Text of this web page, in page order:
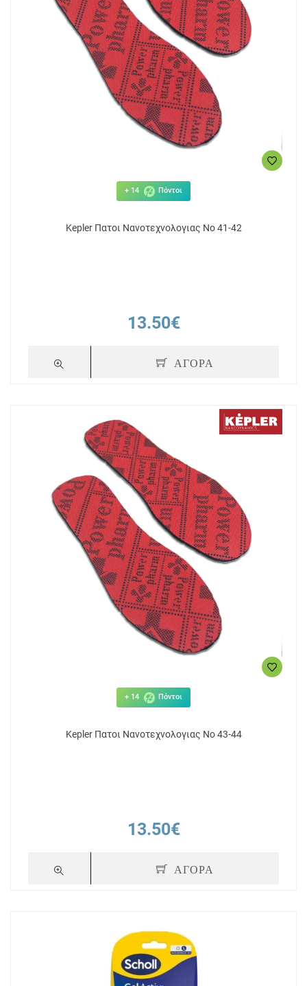
+ 14 Πόντοι
Kepler Πατοι Νανοτεχνολογιας Νο 41-42
13.50€
ΑΓΟΡΑ
+ 14 Πόντοι
Kepler Πατοι Νανοτεχνολογιας Νο 43-44
13.50€
ΑΓΟΡΑ